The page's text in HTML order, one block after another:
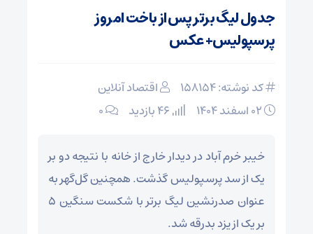
جدول لیگ برتر پس از باخت امروز
پرسپولیس+ عکس
کد نوشته: 158154
اقتصاد آنلاین
۰
خیبر خرم آباد در دیدار خارج از خانه با نتیجه دو بر
یک از سد پرسپولیس گذشت. همچنین گل‌گهر به
عنوان صدرنشین لیگ برتر با شکست سنگین ۵
بر یک از یزد بدرقه شد.